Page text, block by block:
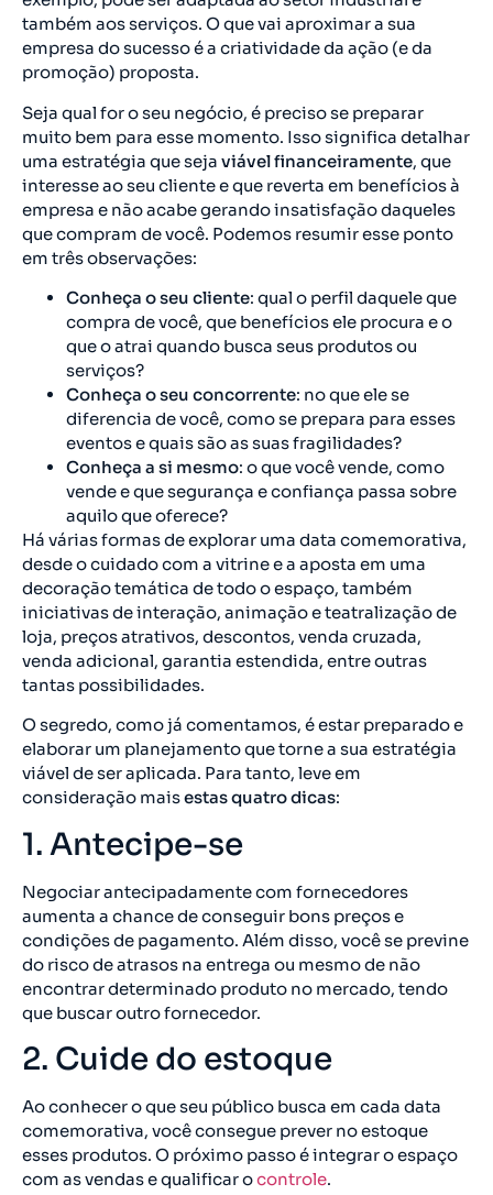
também aos serviços. O que vai aproximar a sua
empresa do sucesso é a criatividade da ação (e da
promoção) proposta.
Seja qual for o seu negócio, é preciso se preparar
muito bem para esse momento. Isso significa detalhar
uma estratégia que seja viável financeiramente, que
interesse ao seu cliente e que reverta em benefícios à
empresa e não acabe gerando insatisfação daqueles
que compram de você. Podemos resumir esse ponto
em três observações:
Conheça o seu cliente: qual o perfil daquele que
compra de você, que benefícios ele procura e o
que o atrai quando busca seus produtos ou
serviços?
Conheça o seu concorrente: no que ele se
diferencia de você, como se prepara para esses
eventos e quais são as suas fragilidades?
Conheça a si mesmo: o que você vende, como
vende e que segurança e confiança passa sobre
aquilo que oferece?
Há várias formas de explorar uma data comemorativa,
desde o cuidado com a vitrine e a aposta em uma
decoração temática de todo o espaço, também
iniciativas de interação, animação e teatralização de
loja, preços atrativos, descontos, venda cruzada,
venda adicional, garantia estendida, entre outras
tantas possibilidades.
O segredo, como já comentamos, é estar preparado e
elaborar um planejamento que torne a sua estratégia
viável de ser aplicada. Para tanto, leve em
consideração maisestas quatro dicas:
1. Antecipe-se
Negociar antecipadamente com fornecedores
aumenta a chance de conseguir bons preços e
condições de pagamento. Além disso, você se previne
do risco de atrasos na entrega ou mesmo de não
encontrar determinado produto no mercado, tendo
que buscar outro fornecedor.
2. Cuide do estoque
Ao conhecer o que seu público busca em cada data
comemorativa, você consegue prever no estoque
esses produtos. O próximo passo é integrar o espaço
com as vendas e qualificar ocontrole.